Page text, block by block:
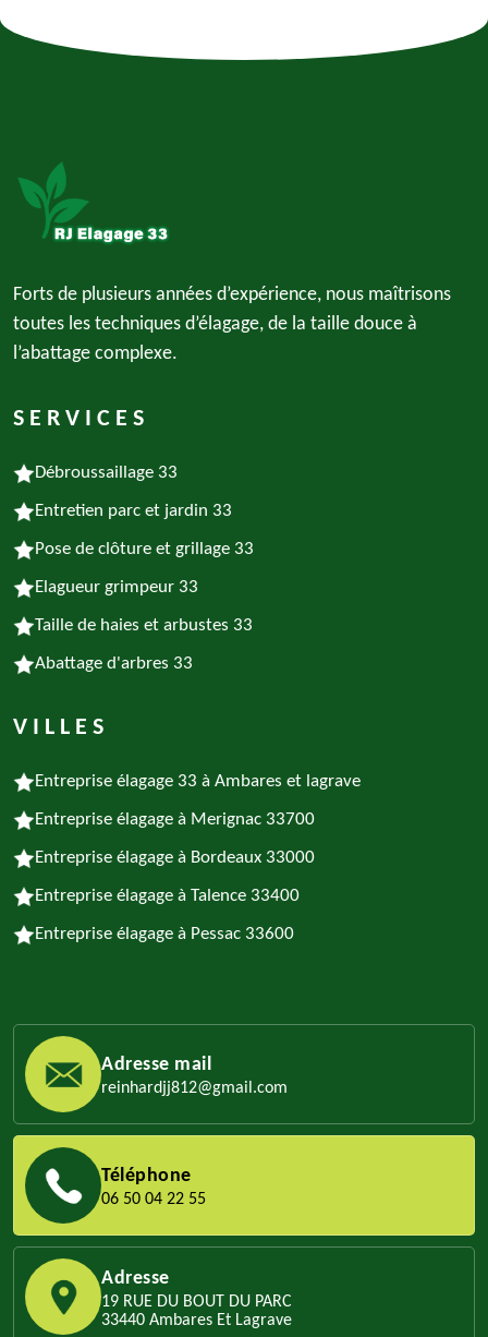
Forts de plusieurs années d’expérience, nous maîtrisons
toutes les techniques d’élagage, de la taille douce à
l’abattage complexe.
SERVICES
Débroussaillage 33
Entretien parc et jardin 33
Pose de clôture et grillage 33
Elagueur grimpeur 33
Taille de haies et arbustes 33
Abattage d'arbres 33
VILLES
Entreprise élagage 33 à Ambares et lagrave
Entreprise élagage à Merignac 33700
Entreprise élagage à Bordeaux 33000
Entreprise élagage à Talence 33400
Entreprise élagage à Pessac 33600
Adresse mail
reinhardjj812@gmail.com
Téléphone
06 50 04 22 55
Adresse
19 RUE DU BOUT DU PARC
33440 Ambares Et Lagrave